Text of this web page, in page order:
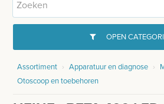
HOME
INFO
OPEN
GYNAECOLOGIE
Assortiment › Apparatuur en diagnose ›
Otoscoop en toebehoren